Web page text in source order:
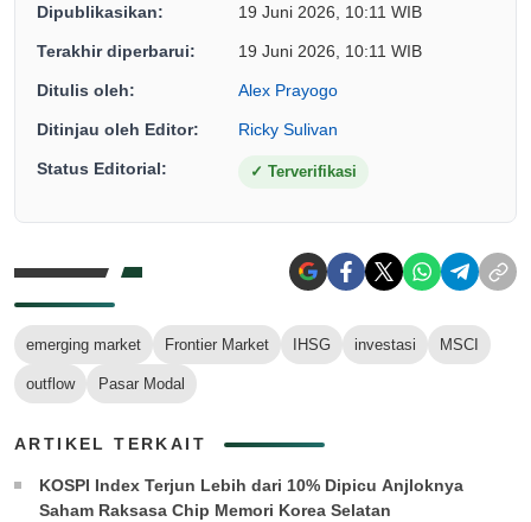
Dipublikasikan: 19 Juni 2026, 10:11 WIB
Terakhir diperbarui: 19 Juni 2026, 10:11 WIB
Ditulis oleh: Alex Prayogo
Ditinjau oleh Editor: Ricky Sulivan
Status Editorial: ✓ Terverifikasi
emerging market Frontier Market IHSG investasi MSCI
outflow Pasar Modal
ARTIKEL TERKAIT
KOSPI Index Terjun Lebih dari 10% Dipicu Anjloknya
Saham Raksasa Chip Memori Korea Selatan